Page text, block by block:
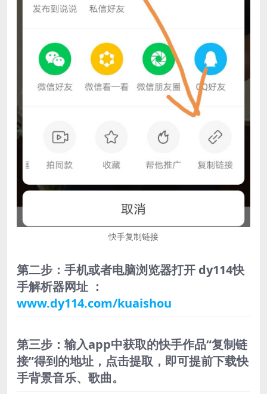
快手复制链接
第二步：手机或者电脑浏览器打开 dy114快
手解析器网址 ：
www.dy114.com/kuaishou
第三步：输入app中获取的快手作品“复制链
接”得到的地址，点击提取，即可提前下载快
手背景音乐、歌曲。